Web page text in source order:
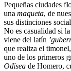
Pequeñas ciudades
una maqueta, de
sus distinciones
No es casualidad si
viene del latín
que realiza el
uno de los primeros
Odisea de Homero,